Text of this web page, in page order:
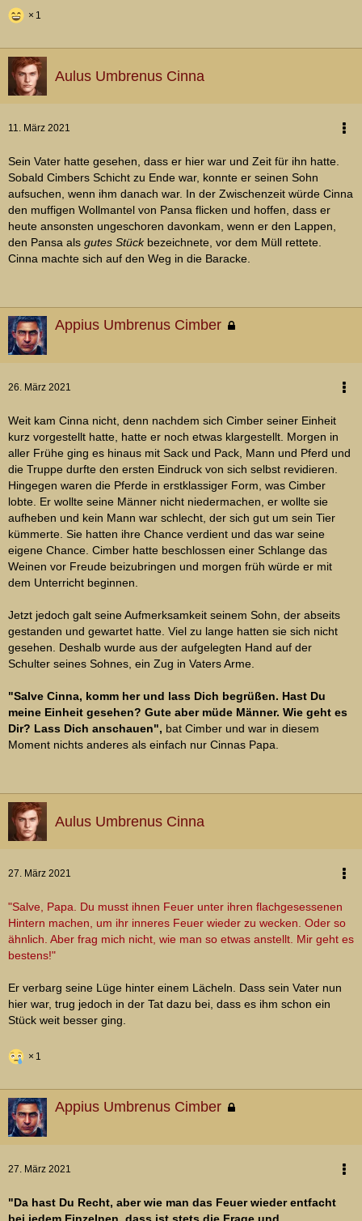
1
Aulus Umbrenus Cinna
11. März 2021
Sein Vater hatte gesehen, dass er hier war und Zeit für ihn hatte.
Sobald Cimbers Schicht zu Ende war, konnte er seinen Sohn
aufsuchen, wenn ihm danach war. In der Zwischenzeit würde Cinna
den muffigen Wollmantel von Pansa flicken und hoffen, dass er
heute ansonsten ungeschoren davonkam, wenn er den Lappen,
den Pansa als gutes Stückbezeichnete, vor dem Müll rettete.
Cinna machte sich auf den Weg in die Baracke.
Appius Umbrenus Cimber
26. März 2021
Weit kam Cinna nicht, denn nachdem sich Cimber seiner Einheit
kurz vorgestellt hatte, hatte er noch etwas klargestellt. Morgen in
aller Frühe ging es hinaus mit Sack und Pack, Mann und Pferd und
die Truppe durfte den ersten Eindruck von sich selbst revidieren.
Hingegen waren die Pferde in erstklassiger Form, was Cimber
lobte. Er wollte seine Männer nicht niedermachen, er wollte sie
aufheben und kein Mann war schlecht, der sich gut um sein Tier
kümmerte. Sie hatten ihre Chance verdient und das war seine
eigene Chance. Cimber hatte beschlossen einer Schlange das
Weinen vor Freude beizubringen und morgen früh würde er mit
dem Unterricht beginnen.
Jetzt jedoch galt seine Aufmerksamkeit seinem Sohn, der abseits
gestanden und gewartet hatte. Viel zu lange hatten sie sich nicht
gesehen. Deshalb wurde aus der aufgelegten Hand auf der
Schulter seines Sohnes, ein Zug in Vaters Arme.
"Salve Cinna, komm her und lass Dich begrüßen. Hast Du
meine Einheit gesehen? Gute aber müde Männer. Wie geht es
Dir? Lass Dich anschauen", bat Cimber und war in diesem
Moment nichts anderes als einfach nur Cinnas Papa.
Aulus Umbrenus Cinna
27. März 2021
"Salve, Papa. Du musst ihnen Feuer unter ihren flachgesessenen
Hintern machen, um ihr inneres Feuer wieder zu wecken. Oder so
ähnlich. Aber frag mich nicht, wie man so etwas anstellt. Mir geht es
bestens!"
Er verbarg seine Lüge hinter einem Lächeln. Dass sein Vater nun
hier war, trug jedoch in der Tat dazu bei, dass es ihm schon ein
Stück weit besser ging.
1
Appius Umbrenus Cimber
27. März 2021
"Da hast Du Recht, aber wie man das Feuer wieder entfacht